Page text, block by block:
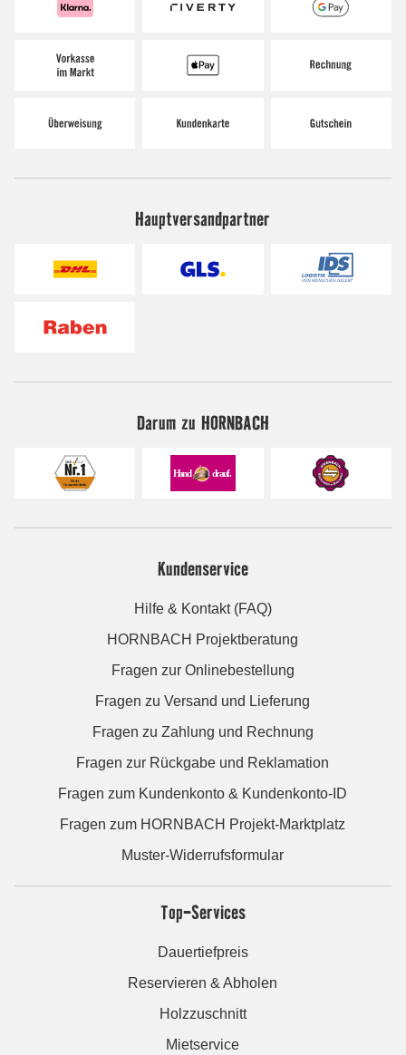
Hauptversandpartner
Darum zu HORNBACH
Kundenservice
Hilfe & Kontakt (FAQ)
HORNBACH Projektberatung
Fragen zur Onlinebestellung
Fragen zu Versand und Lieferung
Fragen zu Zahlung und Rechnung
Fragen zur Rückgabe und Reklamation
Fragen zum Kundenkonto & Kundenkonto-ID
Fragen zum HORNBACH Projekt-Marktplatz
Muster-Widerrufsformular
Top-Services
Dauertiefpreis
Reservieren & Abholen
Holzzuschnitt
Mietservice